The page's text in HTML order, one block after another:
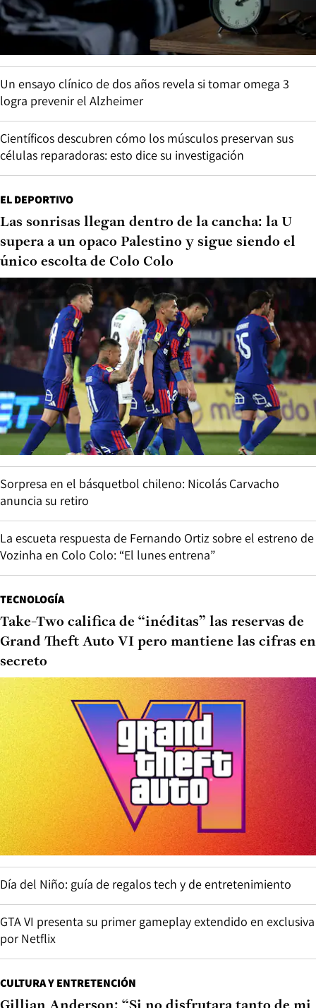
Un ensayo clínico de dos años revela si tomar omega 3
logra prevenir el Alzheimer
Científicos descubren cómo los músculos preservan sus
células reparadoras: esto dice su investigación
EL DEPORTIVO
Las sonrisas llegan dentro de la cancha: la U
supera a un opaco Palestino y sigue siendo el
único escolta de Colo Colo
Sorpresa en el básquetbol chileno: Nicolás Carvacho
anuncia su retiro
La escueta respuesta de Fernando Ortiz sobre el estreno de
Vozinha en Colo Colo: “El lunes entrena”
TECNOLOGÍA
Take-Two califica de “inéditas” las reservas de
Grand Theft Auto VI pero mantiene las cifras en
secreto
Día del Niño: guía de regalos tech y de entretenimiento
GTA VI presenta su primer gameplay extendido en exclusiva
por Netflix
CULTURA Y ENTRETENCIÓN